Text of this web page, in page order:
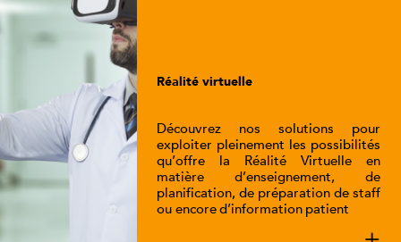
Réalité virtuelle
Découvrez nos solutions pour
exploiter pleinement les possibilités
qu’offre la Réalité Virtuelle en
matière d’enseignement, de
planification, de préparation de staff
ou encore d’information patient